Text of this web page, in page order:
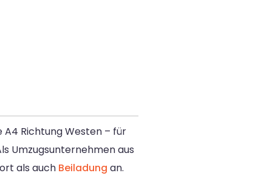
A4 Richtung Westen – für
Umzugsunternehmen aus
als auch Beiladung an.